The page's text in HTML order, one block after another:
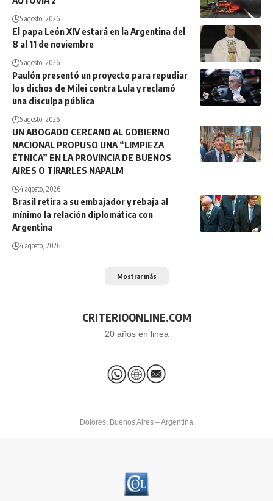
5 agosto, 2026
El papa León XIV estará en la Argentina del
8 al 11 de noviembre
5 agosto, 2026
Paulón presentó un proyecto para repudiar
los dichos de Milei contra Lula y reclamó
una disculpa pública
5 agosto, 2026
UN ABOGADO CERCANO AL GOBIERNO
NACIONAL PROPUSO UNA “LIMPIEZA
ÉTNICA” EN LA PROVINCIA DE BUENOS
AIRES O TIRARLES NAPALM
4 agosto, 2026
Brasil retira a su embajador y rebaja al
mínimo la relación diplomática con
Argentina
4 agosto, 2026
Mostrar más
CRITERIOONLINE.COM
20 años en linea
Dolores, Buenos Aires – Argentina